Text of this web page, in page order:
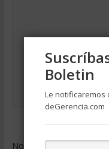
Nombre
Boletin
Le notificaremos
deGerencia.com